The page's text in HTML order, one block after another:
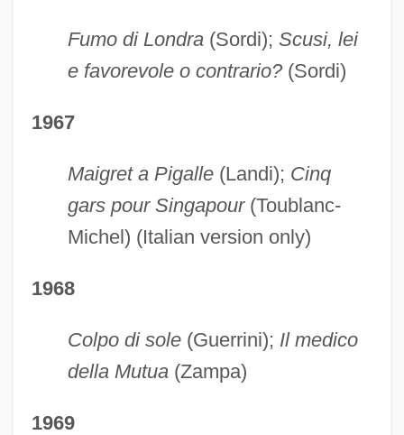
Fumo di Londra(Sordi); Scusi, lei
e favorevole o contrario?(Sordi)
1967
Maigret a Pigalle(Landi); Cinq
gars pour Singapour(Toublanc-
Michel) (Italian version only)
1968
Colpo di sole(Guerrini); Il medico
della Mutua(Zampa)
1969